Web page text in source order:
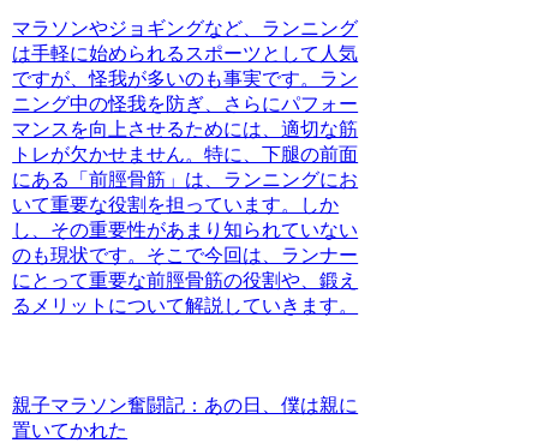
マラソンやジョギングなど、ランニング
は手軽に始められるスポーツとして人気
ですが、怪我が多いのも事実です。ラン
ニング中の怪我を防ぎ、さらにパフォー
マンスを向上させるためには、適切な筋
トレが欠かせません。特に、下腿の前面
にある「前脛骨筋」は、ランニングにお
いて重要な役割を担っています。しか
し、その重要性があまり知られていない
のも現状です。そこで今回は、ランナー
にとって重要な前脛骨筋の役割や、鍛え
るメリットについて解説していきます。
親子マラソン奮闘記：あの日、僕は親に
置いてかれた